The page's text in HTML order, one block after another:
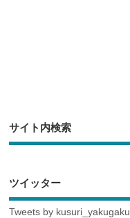
サイト内検索
ツイッター
Tweets by kusuri_yakugaku